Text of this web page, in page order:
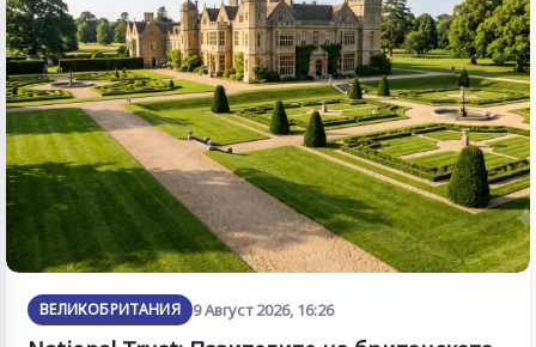
ВЕЛИКОБРИТАНИЯ 9 Август 2026, 16:26